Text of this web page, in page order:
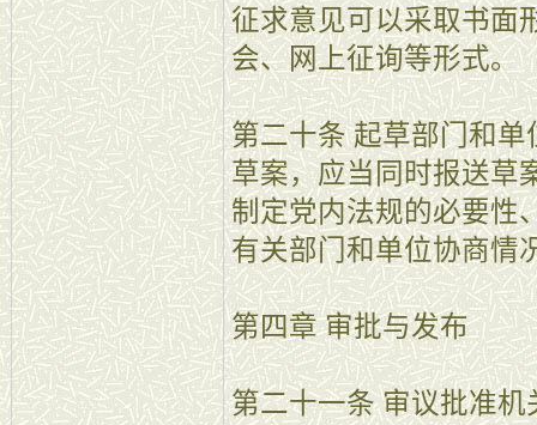
征求意见可以采取书面
会、网上征询等形式。
第二十条 起草部门和
草案，应当同时报送草
制定党内法规的必要性
有关部门和单位协商情
第四章 审批与发布
第二十一条 审议批准